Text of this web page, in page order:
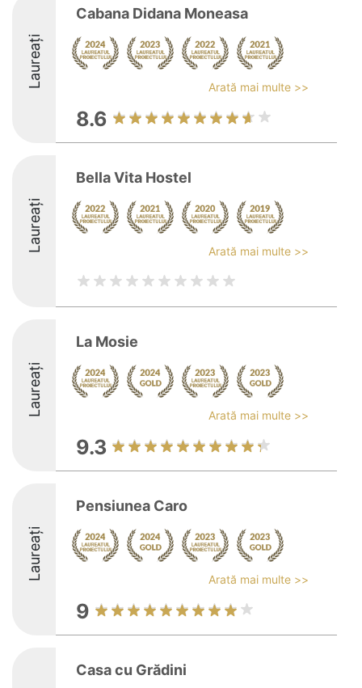
Laureați
Cabana Didana Moneasa
Arată mai multe >>
8.6
Laureați
Bella Vita Hostel
Arată mai multe >>
Laureați
La Mosie
Arată mai multe >>
9.3
Laureați
Pensiunea Caro
Arată mai multe >>
9
Casa cu Grădini